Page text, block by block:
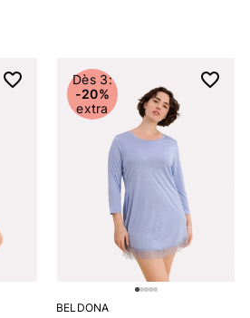
Dès 3:
-20%
extra
BELDONA